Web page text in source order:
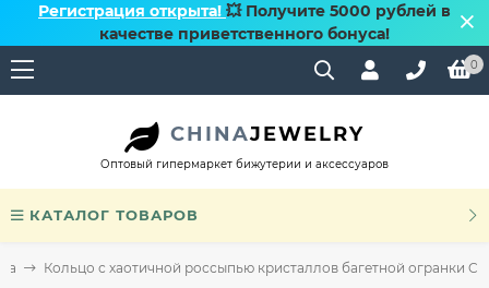
Регистрация открыта! 💥 Получите 5000 рублей в
качестве приветственного бонуса!
0
CHINAJEWELRY
Оптовый гипермаркет бижутерии и аксессуаров
КАТАЛОГ ТОВАРОВ
Кольцо с хаотичной россыпью кристаллов багетной огранки